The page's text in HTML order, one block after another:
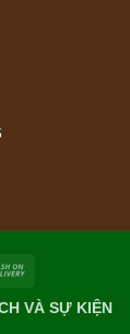
Delivery
VÀ SỰ KIỆN